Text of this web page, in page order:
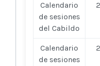
Calendario
de sesiones
del Cabildo
Calendario
de sesiones